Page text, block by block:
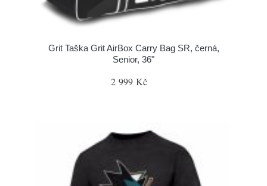
Grit Taška Grit AirBox Carry Bag SR, černá,
Senior, 36"
2 999 Kč